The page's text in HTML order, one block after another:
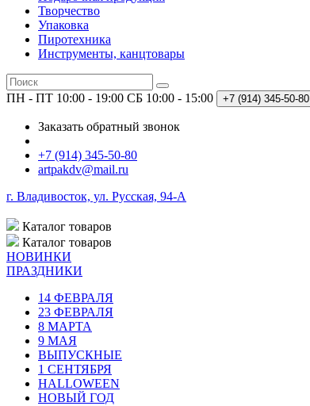
Творчество
Упаковка
Пиротехника
Инструменты, канцтовары
ПН - ПТ 10:00 - 19:00 СБ 10:00 - 15:00 +7 (914) 345-50-80
Заказать обратный звонок
+7 (914) 345-50-80
artpakdv@mail.ru
г. Владивосток, ул. Русская, 94-А
Каталог товаров
Каталог товаров
НОВИНКИ
ПРАЗДНИКИ
14 ФЕВРАЛЯ
23 ФЕВРАЛЯ
8 МАРТА
9 МАЯ
ВЫПУСКНЫЕ
1 СЕНТЯБРЯ
HALLOWEEN
НОВЫЙ ГОД